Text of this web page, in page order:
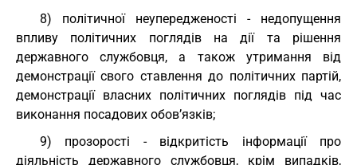
8) політичної неупередженості - недопущення
впливу політичних поглядів на дії та рішення
державного службовця, а також утримання від
демонстрації свого ставлення до політичних партій,
демонстрації власних політичних поглядів під час
виконання посадових обов’язків;
9) прозорості - відкритість інформації про
діяльність державного службовця, крім випадків,